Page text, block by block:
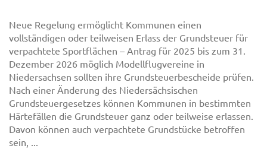
Neue Regelung ermöglicht Kommunen einen
vollständigen oder teilweisen Erlass der Grundsteuer für
verpachtete Sportflächen – Antrag für 2025 bis zum 31.
Dezember 2026 möglich Modellflugvereine in
Niedersachsen sollten ihre Grundsteuerbescheide prüfen.
Nach einer Änderung des Niedersächsischen
Grundsteuergesetzes können Kommunen in bestimmten
Härtefällen die Grundsteuer ganz oder teilweise erlassen.
Davon können auch verpachtete Grundstücke betroffen
sein, ...